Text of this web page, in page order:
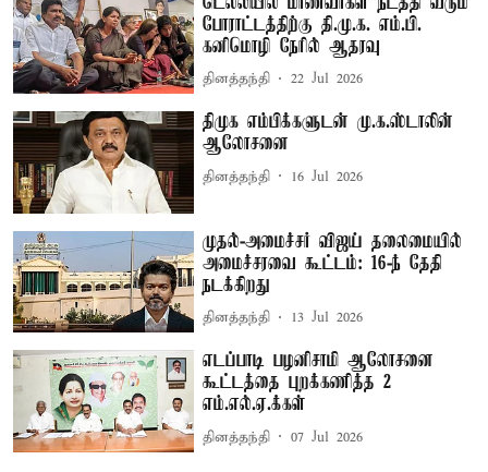
போராட்டத்திற்கு தி.மு.க. எம்.பி.
கனிமொழி நேரில் ஆதரவு
தினத்தந்தி 22 Jul 2026
திமுக எம்பிக்களுடன் மு.க.ஸ்டாலின்
ஆலோசனை
தினத்தந்தி 16 Jul 2026
முதல்-அமைச்சர் விஜய் தலைமையில்
அமைச்சரவை கூட்டம்: 16-ந் தேதி
நடக்கிறது
தினத்தந்தி 13 Jul 2026
எடப்பாடி பழனிசாமி ஆலோசனை
கூட்டத்தை புறக்கணித்த 2
எம்.எல்.ஏ.க்கள்
தினத்தந்தி 07 Jul 2026